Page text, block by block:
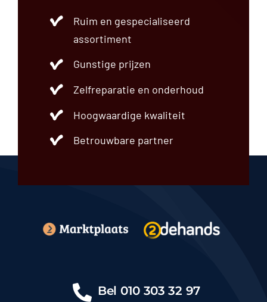
Ruim en gespecialiseerd
assortiment
Gunstige prijzen
Zelfreparatie en onderhoud
Hoogwaardige kwaliteit
Betrouwbare partner
Bel 010 303 32 97